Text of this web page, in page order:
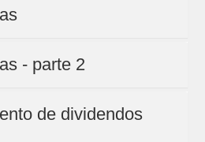
- parte 2
de dividendos